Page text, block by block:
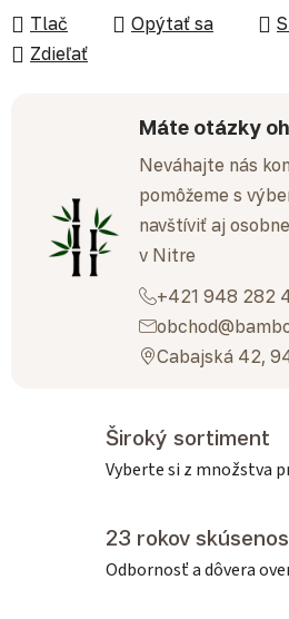
Tlač Opýtať sa
Zdieľať
Máte otázky
Neváhajte nás
pomôžeme s
navštíviť aj
v Nitre
+421 948 282
Cabajská 42,
Široký sortiment
Vyberte si z množstva
23 rokov
Odbornosť a dôvera